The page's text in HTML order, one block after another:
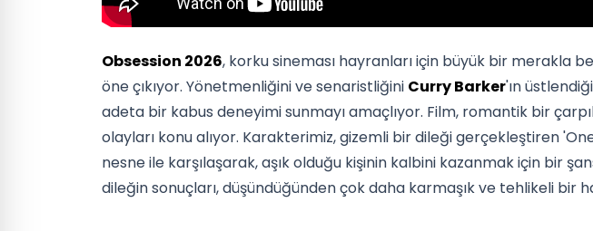
Obsession 2026, korku sineması hayranları için büyük bir merakla
öne çıkıyor. Yönetmenliğini ve senaristliğini Curry Barker'ın
adeta bir kabus deneyimi sunmayı amaçlıyor. Film, romantik bir
olayları konu alıyor. Karakterimiz, gizemli bir dileği gerçekleştiren
nesne ile karşılaşarak, aşık olduğu kişinin kalbini kazanmak için bir
dileğin sonuçları, düşündüğünden çok daha karmaşık ve tehlikeli bir